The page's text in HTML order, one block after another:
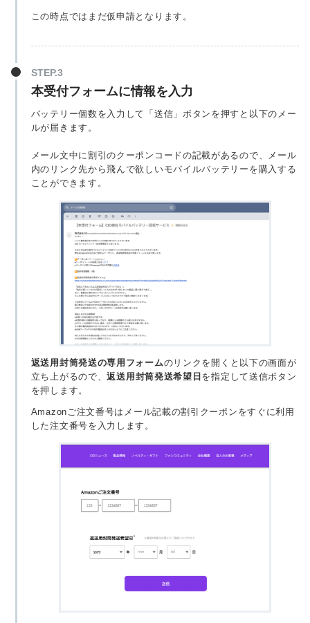
この時点ではまだ仮申請となります。
本受付フォームに情報を入力
バッテリー個数を入力して「送信」ボタンを押すと以下のメー
ルが届きます。
メール文中に割引のクーポンコードの記載があるので、メール
内のリンク先から飛んで欲しいモバイルバッテリーを購入する
ことができます。
返送用封筒発送の専用フォームのリンクを開くと以下の画面が
立ち上がるので、返送用封筒発送希望日 を指定して送信ボタン
を押します。
Amazonご注文番号はメール記載の割引クーポンをすぐに利用
した注文番号を入力します。